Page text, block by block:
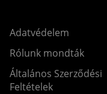
Adatvédelem
Rólunk mondták
Általános Szerződési
Feltételek